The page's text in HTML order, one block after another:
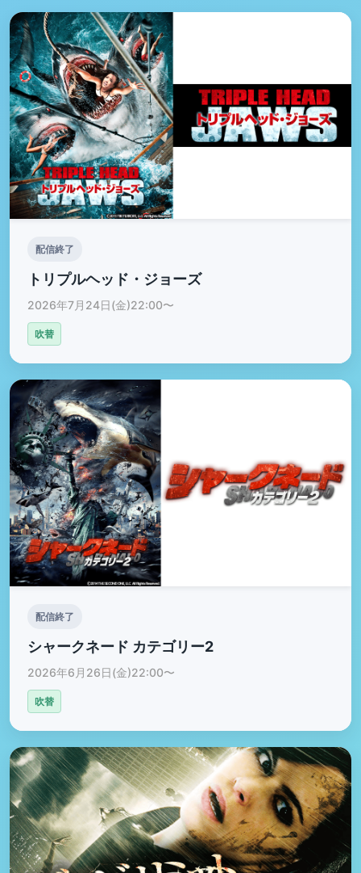
配信終了
トリプルヘッド・ジョーズ
2026年7月24日(金)22:00〜
吹替
配信終了
シャークネード カテゴリー2
2026年6月26日(金)22:00〜
吹替